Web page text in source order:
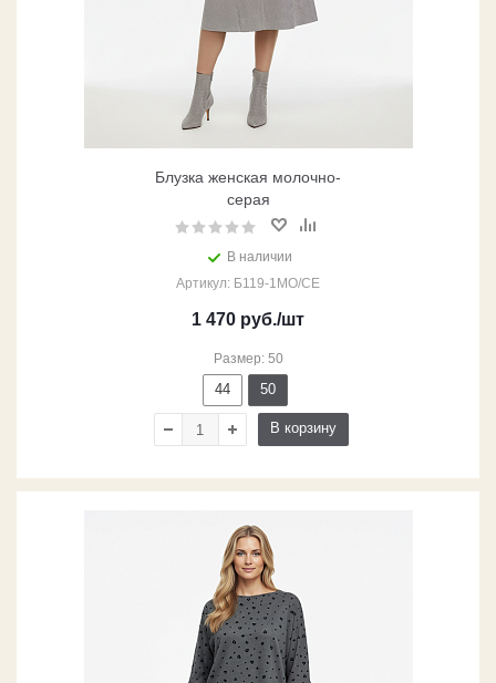
Блузка женская молочно-
серая
В наличии
Артикул: Б119-1МО/СЕ
1 470 руб./шт
Размер: 50
44 50
В корзину